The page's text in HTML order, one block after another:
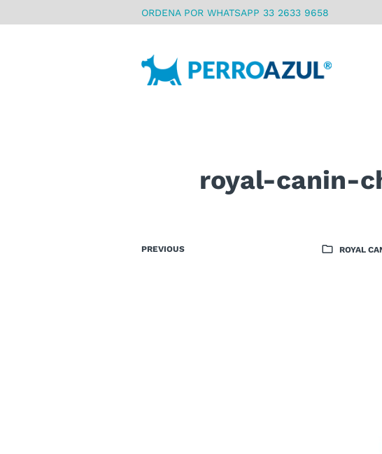
ORDENA POR WHATSAPP 33 2633 9658
royal-canin-
ROYAL
PREVIOUS